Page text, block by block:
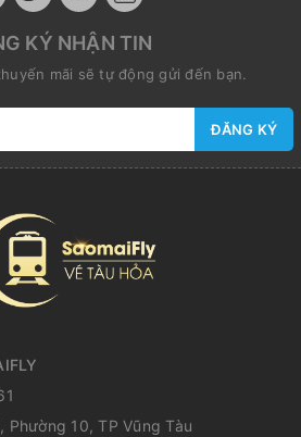
KÝ NHẬN TIN
mãi sẽ tự động gửi đến bạn.
ĐĂNG KÝ
Phường 10, TP Vũng Tàu